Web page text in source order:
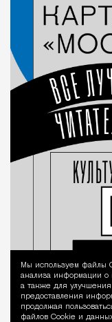
Мы используем файлы
анализа информации о
а также для
предоставления
продолжая
файлов Cookie и